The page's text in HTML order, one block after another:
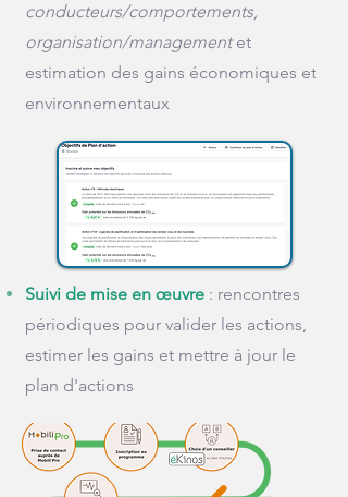
conducteurs/comportements,
organisation/managementet
estimation des gains économiques et
environnementaux
Suivi de mise en œuvre : rencontres
périodiques pour valider les actions,
estimer les gains et mettre à jour le
plan d'actions